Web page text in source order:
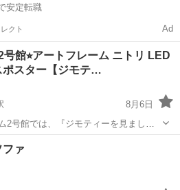
安定転職
クト Ad
号館⭐︎アートフレーム ニトリ LED
ポスター【ジモテ…
8月6日
2号館では、『ジモティーを見まし
らの掲載商品をジモティー限定価格
入いただけます！ お会計時にこちら
(*...
ファ